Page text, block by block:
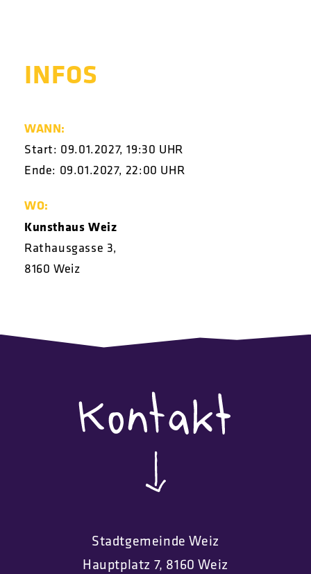
INFOS
WANN:
Start: 09.01.2027, 19:30 UHR
Ende: 09.01.2027, 22:00 UHR
WO:
Kunsthaus Weiz
Rathausgasse 3,
8160 Weiz
Stadtgemeinde Weiz
Hauptplatz 7, 8160 Weiz